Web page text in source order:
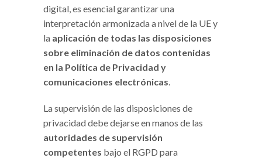
digital, es esencial garantizar una
interpretación armonizada a nivel de la UE y
la aplicación de todas las disposiciones
sobre eliminación de datos contenidas
en la Política de Privacidad y
comunicaciones electrónicas.
La supervisión de las disposiciones de
privacidad debe dejarse en manos de las
autoridades de supervisión
competentes bajo el RGPD para